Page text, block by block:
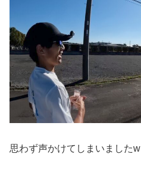
思わず声かけてしまいましたw